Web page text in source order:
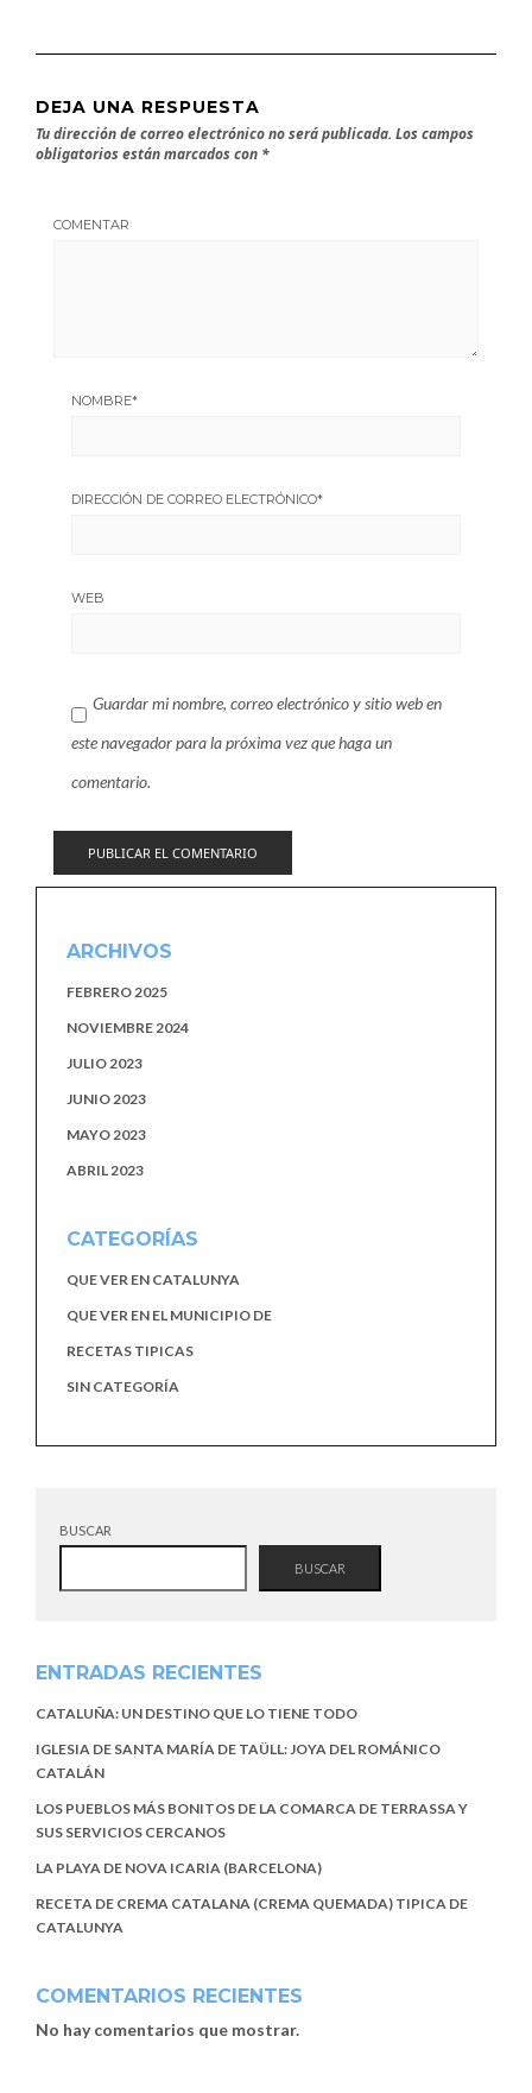
DEJA UNA RESPUESTA
Tu dirección de correo electrónico no será publicada. Los campos
obligatorios están marcados con *
COMENTAR
NOMBRE*
DIRECCIÓN DE CORREO ELECTRÓNICO*
WEB
Guardar mi nombre, correo electrónico y sitio web en
este navegador para la próxima vez que haga un
comentario.
ARCHIVOS
FEBRERO 2025
NOVIEMBRE 2024
JULIO 2023
JUNIO 2023
MAYO 2023
ABRIL 2023
CATEGORÍAS
QUE VER EN CATALUNYA
QUE VER EN EL MUNICIPIO DE
RECETAS TIPICAS
SIN CATEGORÍA
BUSCAR
BUSCAR
ENTRADAS RECIENTES
CATALUÑA: UN DESTINO QUE LO TIENE TODO
IGLESIA DE SANTA MARÍA DE TAÜLL: JOYA DEL ROMÁNICO
CATALÁN
LOS PUEBLOS MÁS BONITOS DE LA COMARCA DE TERRASSA Y
SUS SERVICIOS CERCANOS
LA PLAYA DE NOVA ICARIA (BARCELONA)
RECETA DE CREMA CATALANA (CREMA QUEMADA) TIPICA DE
CATALUNYA
COMENTARIOS RECIENTES
No hay comentarios que mostrar.